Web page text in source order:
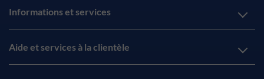
Informations et services
Aide et services à la clientèle